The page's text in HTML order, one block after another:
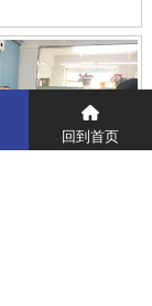
回到首页